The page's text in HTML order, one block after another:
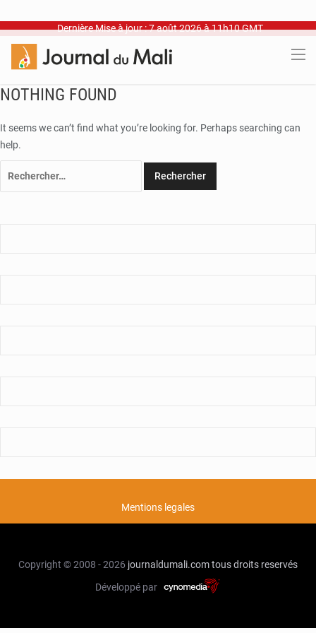
Dernière Mise à jour : 7 août 2026 à 11h10 GMT
NOTHING FOUND
It seems we can’t find what you’re looking for. Perhaps searching can
help.
Mentions legales
Copyright © 2008 - 2026 journaldumali.comtous droits reservés
Développé par